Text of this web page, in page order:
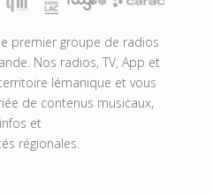
premier groupe de radios
Nos radios, TV, App et
lémanique et vous
de contenus musicaux,
et
régionales.